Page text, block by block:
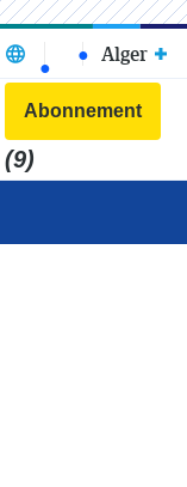
Abonnement
(9)
Alger